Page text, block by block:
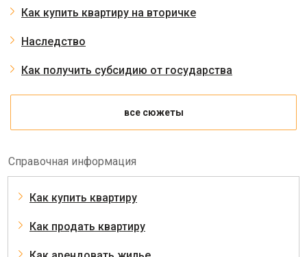
Как купить квартиру на вторичке
Наследство
Как получить субсидию от государства
все сюжеты
Справочная информация
Как купить квартиру
Как продать квартиру